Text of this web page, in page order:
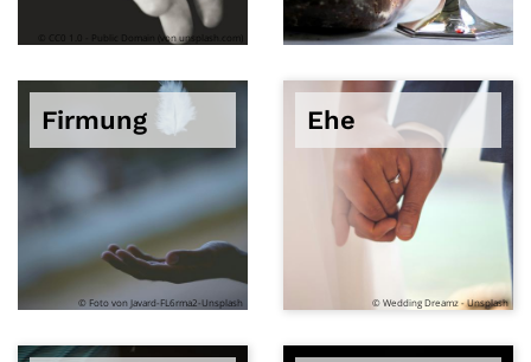
© CC0 1.0 - Public Domain (von unsplash.com)
Firmung
© Foto von Javard-FL6rma2-Unsplash
Ehe
© Wedding Dreamz - Unsplash